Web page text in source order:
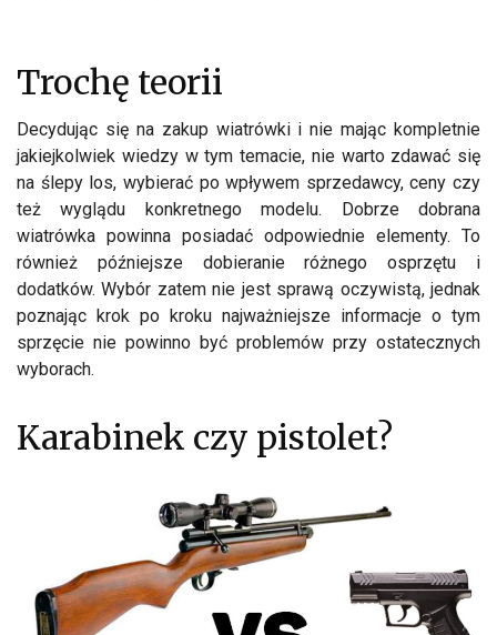
Trochę teorii
Decydując się na zakup wiatrówki i nie mając kompletnie
jakiejkolwiek wiedzy w tym temacie, nie warto zdawać się
na ślepy los, wybierać po wpływem sprzedawcy, ceny czy
też wyglądu konkretnego modelu. Dobrze dobrana
wiatrówka powinna posiadać odpowiednie elementy. To
również późniejsze dobieranie różnego osprzętu i
dodatków. Wybór zatem nie jest sprawą oczywistą, jednak
poznając krok po kroku najważniejsze informacje o tym
sprzęcie nie powinno być problemów przy ostatecznych
wyborach.
Karabinek czy pistolet?